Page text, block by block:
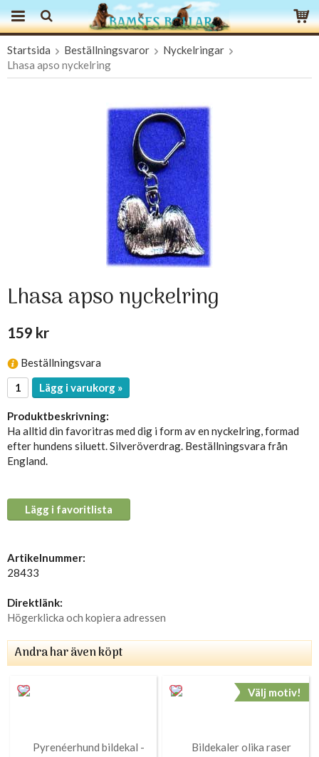
Produkten har blivit tillagd i varukorgen
Startsida Beställningsvaror
Nyckelringar
Lhasa apso nyckelring
Lhasa apso nyckelring
159 kr
Beställningsvara
Lägg i varukorg »
Produktbeskrivning:
Ha alltid din favoritras med dig i form av en nyckelring, formad
efter hundens siluett. Silveröverdrag. Beställningsvara från
England.
Lägg i favoritlista
Artikelnummer:
28433
Direktlänk:
Högerklicka och kopiera adressen
Andra har även köpt
Välj motiv!